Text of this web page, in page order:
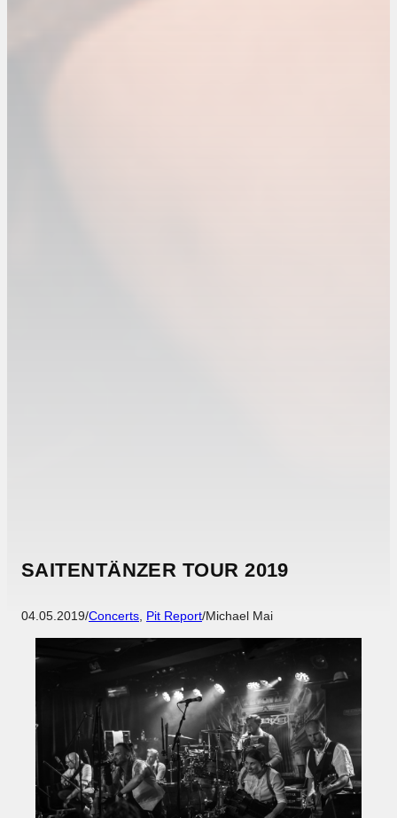
SAITENTÄNZER TOUR 2019
04.05.2019/Concerts, Pit Report/Michael Mai